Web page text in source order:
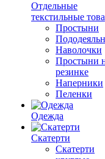
Отдельные
текстильные
Простыни
Наволочки
Простыни
резинке
Наперники
Пеленки
Одежда
Скатерти
Скатерти